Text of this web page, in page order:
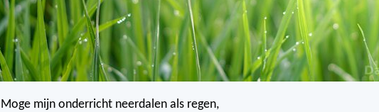
Moge mijn onderricht neerdalen als regen,